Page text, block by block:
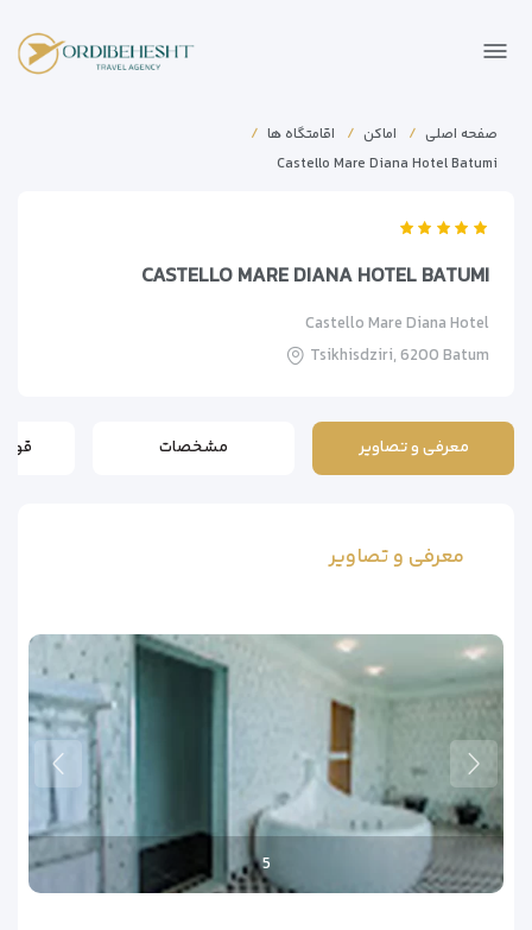
صفحه اصلی اماکن
اقامتگاه ها
Castello Mare Diana Hotel Batumi
CASTELLO MARE DIANA HOTEL BATUMI
Castello Mare Diana Hotel
Tsikhisdziri, 6200 Batum
معرفی و تصاویر مشخصات
معرفی و تصاویر
Castello Mare Diana Hotel Batumi
5